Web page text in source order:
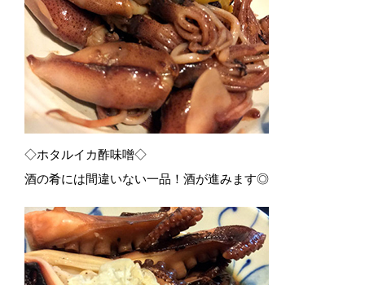
◇ホタルイカ酢味噌◇
酒の肴には間違いない一品！酒が進みます◎